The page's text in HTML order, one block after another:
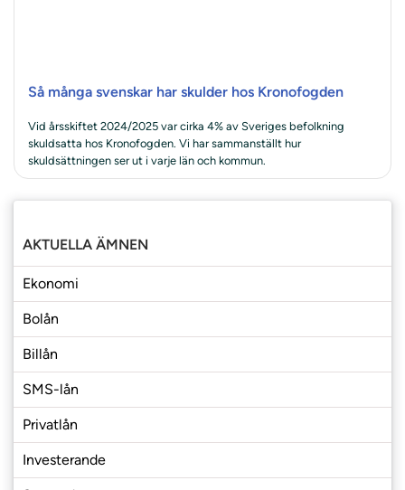
Så många svenskar har skulder hos Kronofogden
Vid årsskiftet 2024/2025 var cirka 4% av Sveriges befolkning
skuldsatta hos Kronofogden. Vi har sammanställt hur
skuldsättningen ser ut i varje län och kommun.
AKTUELLA ÄMNEN
Ekonomi
Bolån
Billån
SMS-lån
Privatlån
Investerande